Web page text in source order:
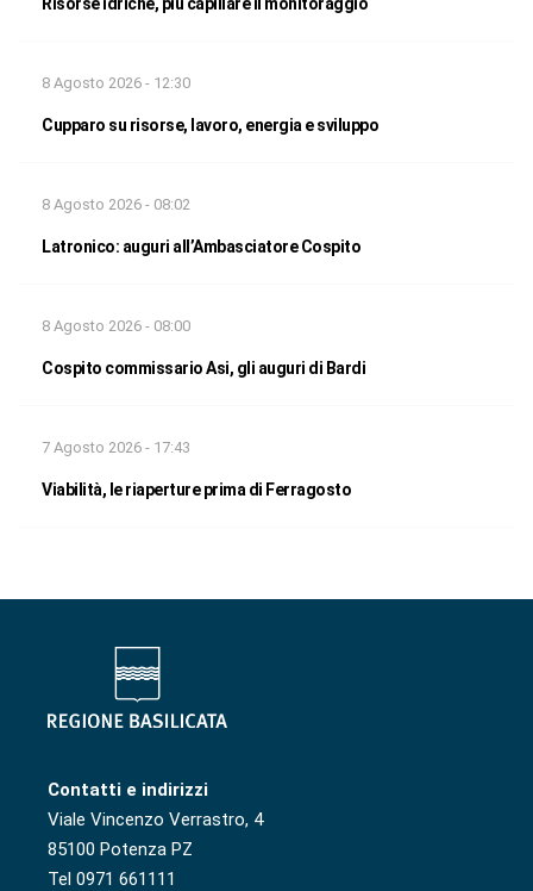
8 Agosto 2026 - 12:30
Cupparo su risorse, lavoro, energia e sviluppo
8 Agosto 2026 - 08:02
Latronico: auguri all’Ambasciatore Cospito
8 Agosto 2026 - 08:00
Cospito commissario Asi, gli auguri di Bardi
7 Agosto 2026 - 17:43
Viabilità, le riaperture prima di Ferragosto
Contatti e indirizzi
Viale Vincenzo Verrastro, 4
85100 Potenza PZ
Tel 0971 661111